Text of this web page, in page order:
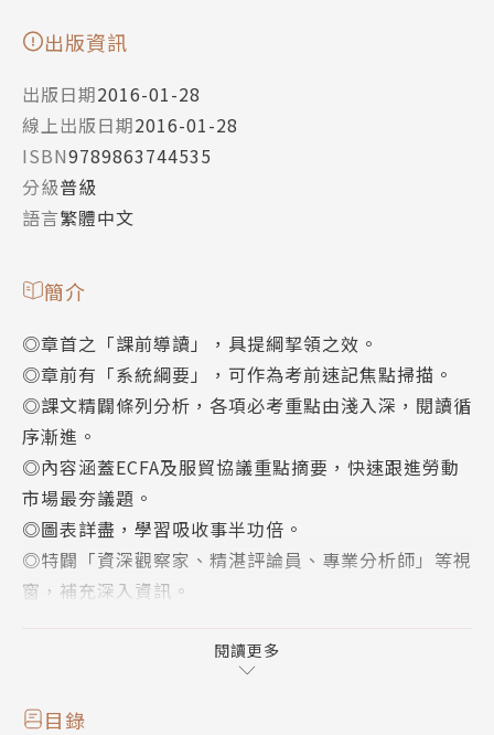
出版資訊
出版日期2016-01-28
線上出版日期2016-01-28
ISBN9789863744535
分級普級
語言繁體中文
簡介
◎章首之「課前導讀」，具提綱挈領之效。
◎章前有「系統綱要」，可作為考前速記焦點掃描。
◎課文精闢條列分析，各項必考重點由淺入深，閱讀循
序漸進。
◎內容涵蓋ECFA及服貿協議重點摘要，快速跟進勞動
市場最夯議題。
◎圖表詳盡，學習吸收事半功倍。
◎特闢「資深觀察家、精湛評論員、專業分析師」等視
窗，補充深入資訊。
◎完整收錄最新相關法規條文，供讀者隨時查閱。
◎歷屆試題彙編並附索引以利考查，指引讀者掌握考情
趨勢及讀書方向。
閱讀更多
目錄